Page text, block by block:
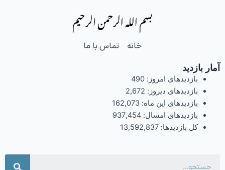
بسم الله الرحمن الرحیم
خانه تماس با ما
آمار بازدید
بازدیدهای امروز: 490
بازدیدهای دیروز: 2,672
بازدیدهای این ماه: 162,073
بازدیدهای امسال: 937,454
کل بازدیدها: 13,592,837